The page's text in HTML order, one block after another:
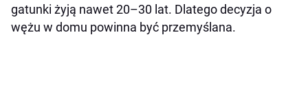
gatunki żyją nawet 20–30 lat. Dlatego decyzja o
wężu w domu powinna być przemyślana.